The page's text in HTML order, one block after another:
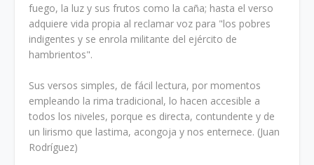
fuego, la luz y sus frutos como la caña; hasta el verso
adquiere vida propia al reclamar voz para "los pobres
indigentes y se enrola militante del ejército de
hambrientos".
Sus versos simples, de fácil lectura, por momentos
empleando la rima tradicional, lo hacen accesible a
todos los niveles, porque es directa, contundente y de
un lirismo que lastima, acongoja y nos enternece. (Juan
Rodríguez)